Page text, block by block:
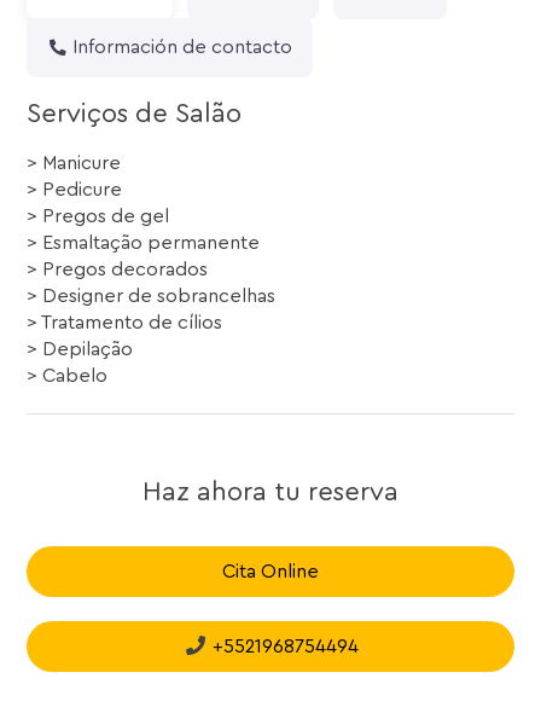
Información de contacto
Serviços de Salão
> Manicure
> Pedicure
> Pregos de gel
> Esmaltação permanente
> Pregos decorados
> Designer de sobrancelhas
> Tratamento de cílios
> Depilação
> Cabelo
Haz ahora tu reserva
Cita Online
+5521968754494